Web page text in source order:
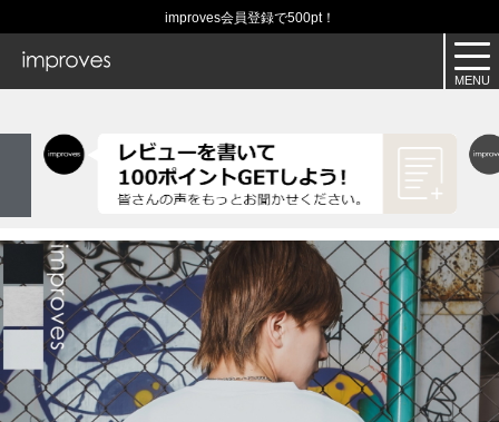
improves会員登録で500pt！